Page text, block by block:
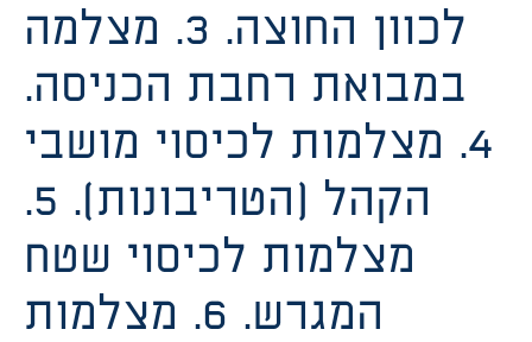
לכוון החוצה. 3. מצלמה
במבואת רחבת הכניסה.
4. מצלמות לכיסוי מושבי
הקהל (הטריבונות). 5.
מצלמות לכיסוי שטח
המגרש. 6. מצלמות